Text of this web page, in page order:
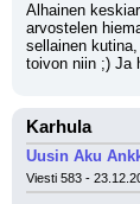
Alhainen
arvostelen
sellainen
toivon niin ;) Ja
Karhula
Uusin Aku
Viesti 583 -